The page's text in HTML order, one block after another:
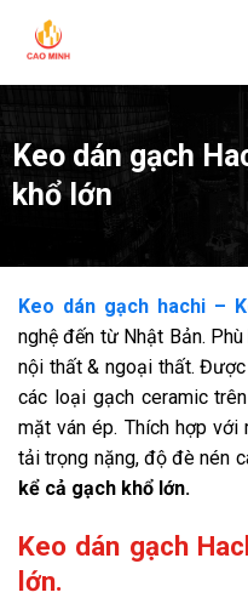
Keo dán gạch
khổ lớn
Keo dán gạch hachi –
nghệ đến từ Nhật Bản.
nội thất & ngoại thất.
các loại gạch ceramic
mặt ván ép. Thích hợp
tải trọng nặng, độ đè nén
kể cả gạch khổ lớn.
Keo dán gạch
lớn.